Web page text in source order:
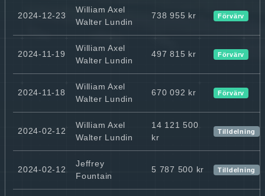
2024-12-23
William Axel
Walter Lundin
738 955 kr Förvärv
2024-11-19
William Axel
Walter Lundin
497 815 kr Förvärv
2024-11-18
William Axel
Walter Lundin
670 092 kr Förvärv
2024-02-12
William Axel
Walter Lundin
14 121 500
kr
Tilldelning
2024-02-12
Jeffrey
Fountain
5 787 500 kr Tilldelning